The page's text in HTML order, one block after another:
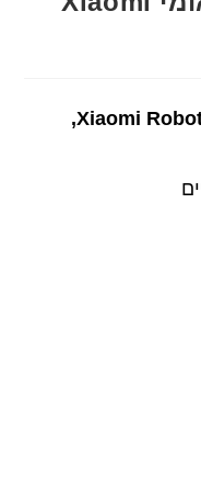
ערכה תואמת לXiaomi Robot Vacuum S10T,